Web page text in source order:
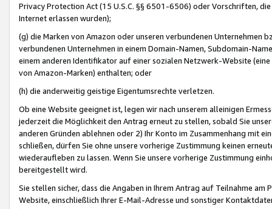
Privacy Protection Act (15 U.S.C. §§ 6501-6506) oder Vorschriften,
Internet erlassen wurden);
(g) die Marken von Amazon oder unseren verbundenen Unternehmen
verbundenen Unternehmen in einem Domain-Namen, Subdomain-
einem anderen Identifikator auf einer sozialen Netzwerk-Website
von Amazon-Marken) enthalten; oder
(h) die anderweitig geistige Eigentumsrechte verletzen.
Ob eine Website geeignet ist, legen wir nach unserem alleinigen
jederzeit die Möglichkeit den Antrag erneut zu stellen, sobald Sie
anderen Gründen ablehnen oder 2) Ihr Konto im Zusammenhang mit
schließen, dürfen Sie ohne unsere vorherige Zustimmung keinen
wiederaufleben zu lassen. Wenn Sie unsere vorherige Zustimmung
bereitgestellt wird.
Sie stellen sicher, dass die Angaben in Ihrem Antrag auf Teilnahme
Website, einschließlich Ihrer E-Mail-Adresse und sonstiger